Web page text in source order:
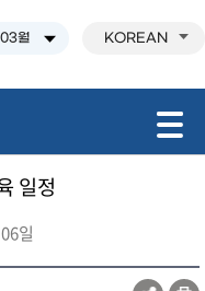
KOREAN
일정
일